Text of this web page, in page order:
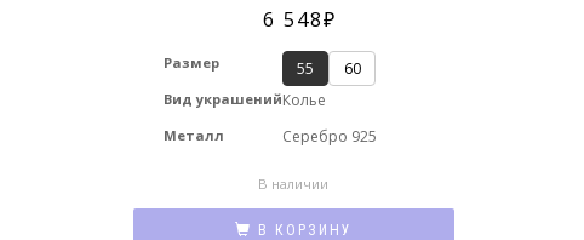
6 548
Размер 55 60
Вид украшенийКолье
Металл Серебро 925
В наличии
В КОРЗИНУ